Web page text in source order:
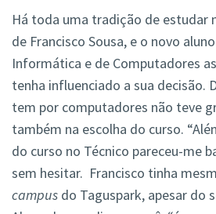
Há toda uma tradição de estudar
de Francisco Sousa, e o novo
Informática e de Computadores
tenha influenciado a sua decisão.
tem por computadores não teve
também na escolha do curso.
do curso no Técnico pareceu-me
sem hesitar. Francisco tinha
campus do Taguspark, apesar do